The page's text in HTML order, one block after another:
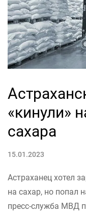
«кинули»
сахара
15.01.2023
Астраханец хотел
на сахар, но попал
пресс-служба МВД